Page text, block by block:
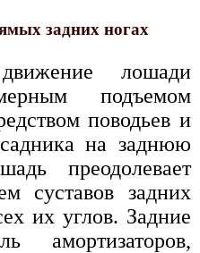
задних ногах
лошади
подъемом
поводьев и
на заднюю
преодолевает
суставов задних
их углов. Задние
амортизаторов,